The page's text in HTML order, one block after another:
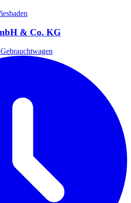
& Co. KG
Gebrauchtwagen